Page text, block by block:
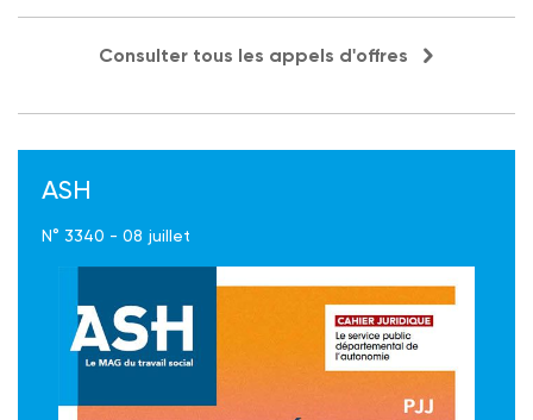
Consulter tous les appels d'offres
ASH
N° 3340 - 08 juillet